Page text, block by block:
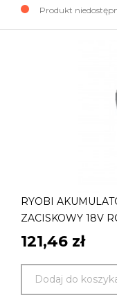
Produkt
RYOBI
ZACISKOWY 18V
121,46 zł
Dodaj do